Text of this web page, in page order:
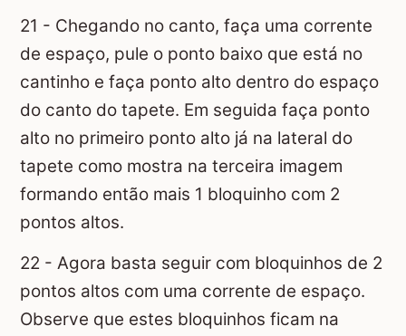
21 - Chegando no canto, faça uma corrente
de espaço, pule o ponto baixo que está no
cantinho e faça ponto alto dentro do espaço
do canto do tapete. Em seguida faça ponto
alto no primeiro ponto alto já na lateral do
tapete como mostra na terceira imagem
formando então mais 1 bloquinho com 2
pontos altos.
22 - Agora basta seguir com bloquinhos de 2
pontos altos com uma corrente de espaço.
Observe que estes bloquinhos ficam na